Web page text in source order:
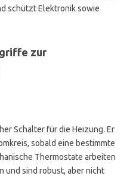
schützt Elektronik sowie
zur
Schalter für die Heizung. Er
sobald eine bestimmte
Thermostate arbeiten
und sind robust, aber nicht